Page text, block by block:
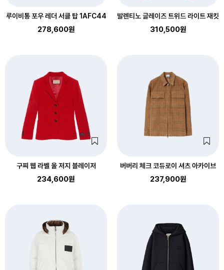
루이비통 포우 레더 서클 탑 1AFC44
278,600원
발렌티노 글레이즈 트위드 라이트 재킷
310,500원
구찌 웹 라벨 울 저지 블레이저
234,600원
버버리 체크 코듀로이 셔츠 아카이브
237,900원